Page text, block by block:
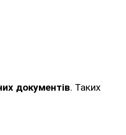
документів. Таких